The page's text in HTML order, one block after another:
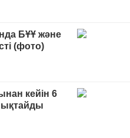
БҰҰ және
(фото)
кейін 6